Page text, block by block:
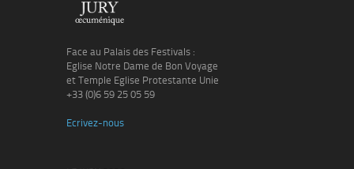
Face au Palais des Festivals :
Eglise Notre Dame de Bon Voyage
et Temple Eglise Protestante Unie
+33 (0)6 59 25 05 59
Ecrivez-nous